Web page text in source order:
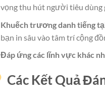
vọng thu hút người tiêu dùng
Khuếch trương danh tiếng
bạn in sâu vào tâm trí cộng
Đáp ứng các lĩnh vực khác
Các Kết Quả